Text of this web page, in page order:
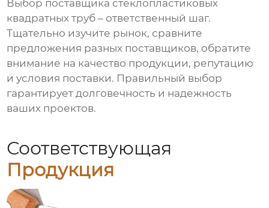
Выбор поставщика стеклопластиковых
квадратных труб – ответственный шаг.
Тщательно изучите рынок, сравните
предложения разных поставщиков, обратите
внимание на качество продукции, репутацию
и условия поставки. Правильный выбор
гарантирует долговечность и надежность
ваших проектов.
Соответствующая
Продукция